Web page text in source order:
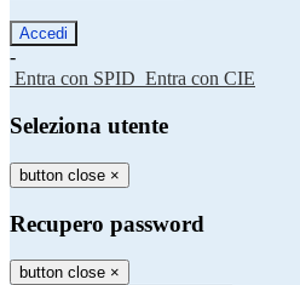
-
Entra con SPID Entra con CIE
Seleziona utente
button close ×
Recupero password
button close ×